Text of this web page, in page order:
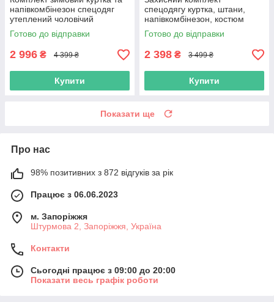
напівкомбінезон спецодяг
утеплений чоловічий
захисний спец роба теплий
робочий костюм
Готово до відправки
2 996 ₴ 4 399 ₴
Купити
спецодягу куртка, штани,
напівкомбінезон, костюм
роба для робочих спецівка
польша
Готово до відправки
2 398 ₴ 3 499 ₴
Купити
Показати ще
Про нас
98% позитивних з 872 відгуків за рік
Працює з 06.06.2023
м. Запоріжжя
Штурмова 2, Запоріжжя, Україна
Контакти
Сьогодні працює з 09:00 до 20:00
Показати весь графік роботи